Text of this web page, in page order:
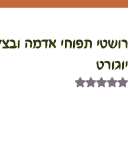
רושטי תפוחי אדמה
יוגורט
דירוג של NaN מתוך 5 כוכבים